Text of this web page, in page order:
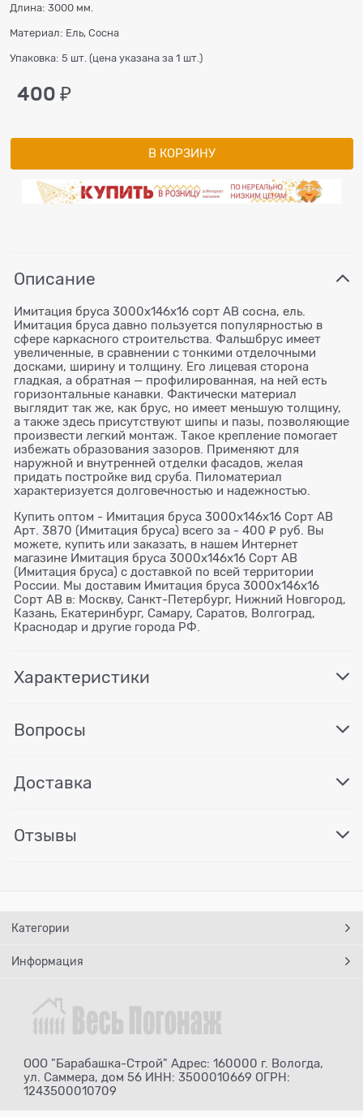
Длина: 3000 мм.
Материал: Ель, Сосна
Упаковка: 5 шт. (цена указана за 1 шт.)
400 ₽
В КОРЗИНУ
Описание
Имитация бруса 3000х146х16 сорт АВ сосна, ель.
Имитация бруса давно пользуется популярностью в
сфере каркасного строительства. Фальшбрус имеет
увеличенные, в сравнении с тонкими отделочными
досками, ширину и толщину. Его лицевая сторона
гладкая, а обратная — профилированная, на ней есть
горизонтальные канавки. Фактически материал
выглядит так же, как брус, но имеет меньшую толщину,
а также здесь присутствуют шипы и пазы, позволяющие
произвести легкий монтаж. Такое крепление помогает
избежать образования зазоров. Применяют для
наружной и внутренней отделки фасадов, желая
придать постройке вид сруба. Пиломатериал
характеризуется долговечностью и надежностью.
Купить оптом - Имитация бруса 3000х146х16 Сорт АВ
Арт. 3870 (Имитация бруса) всего за - 400 ₽ руб. Вы
можете, купить или заказать, в нашем Интернет
магазине Имитация бруса 3000х146х16 Сорт АВ
(Имитация бруса) с доставкой по всей территории
России. Мы доставим Имитация бруса 3000х146х16
Сорт АВ в: Москву, Санкт-Петербург, Нижний Новгород,
Казань, Екатеринбург, Самару, Саратов, Волгоград,
Краснодар и другие города РФ.
Характеристики
Вопросы
Доставка
Отзывы
Категории
Информация
ООО "Барабашка-Строй" Адрес: 160000 г. Вологда,
ул. Саммера, дом 56 ИНН: 3500010669 ОГРН:
1243500010709